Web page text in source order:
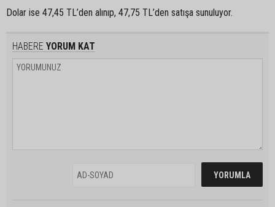
Dolar ise 47,45 TL’den alınıp, 47,75 TL’den satışa sunuluyor.
HABERE YORUM KAT